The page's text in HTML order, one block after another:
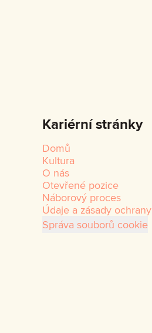
Kariérní stránky
Domů
Kultura
O nás
Otevřené pozice
Náborový proces
Údaje a zásady ochrany
Správa souborů cookie